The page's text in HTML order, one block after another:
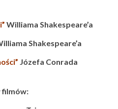
Williama Shakespeare’a
Shakespeare’a
Józefa Conrada
filmów: